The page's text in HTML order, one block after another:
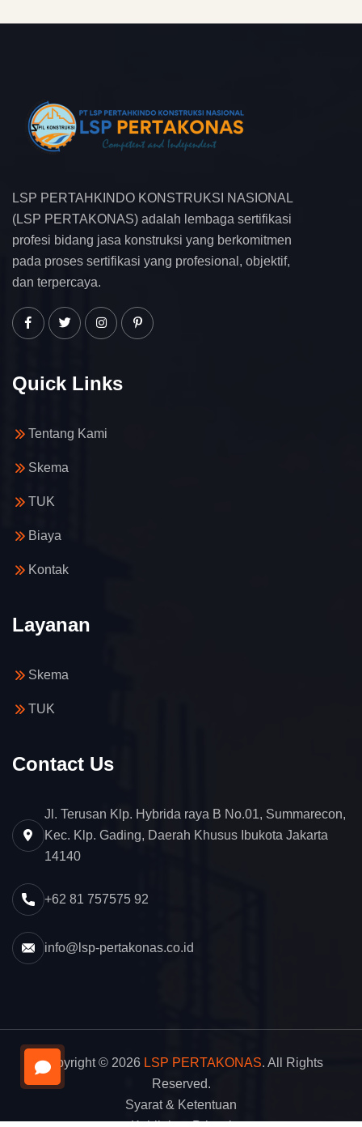
LSP PERTAHKINDO KONSTRUKSI NASIONAL
(LSP PERTAKONAS) adalah lembaga sertifikasi
profesi bidang jasa konstruksi yang berkomitmen
pada proses sertifikasi yang profesional, objektif,
dan terpercaya.
Quick Links
Tentang Kami
Skema
TUK
Biaya
Kontak
Layanan
Skema
TUK
Contact Us
Jl. Terusan Klp. Hybrida raya B No.01, Summarecon,
Kec. Klp. Gading, Daerah Khusus Ibukota Jakarta
14140
+62 81 757575 92
info@lsp-pertakonas.co.id
Copyright © 2026 LSP PERTAKONAS. All Rights
Reserved.
Syarat & Ketentuan